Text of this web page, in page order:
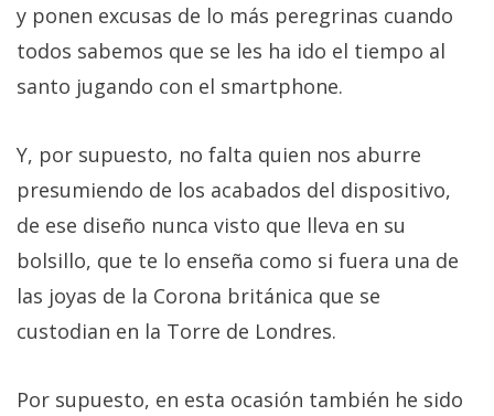
y ponen excusas de lo más peregrinas cuando
todos sabemos que se les ha ido el tiempo al
santo jugando con el smartphone.
Y, por supuesto, no falta quien nos aburre
presumiendo de los acabados del dispositivo,
de ese diseño nunca visto que lleva en su
bolsillo, que te lo enseña como si fuera una de
las joyas de la Corona británica que se
custodian en la Torre de Londres.
Por supuesto, en esta ocasión también he sido